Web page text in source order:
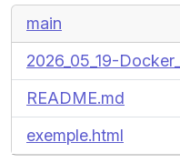
main
2026_05_19-
README.md
exemple.html